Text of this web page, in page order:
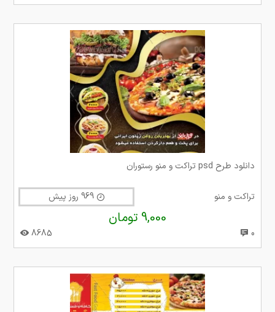
دانلود طرح psd تراکت و منو رستوران
تراکت و منو 969 روز پیش
9,000 تومان
0
8685